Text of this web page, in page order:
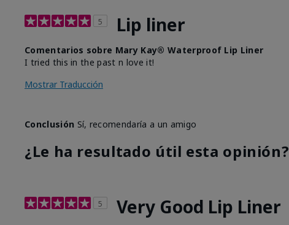
5 Lip liner
Comentarios sobre Mary Kay® Waterproof Lip Liner
I tried this in the past n love it!
Mostrar Traducción
Conclusión Sí, recomendaría a un amigo
¿Le ha resultado útil esta opinión?
5 Very Good Lip Liner